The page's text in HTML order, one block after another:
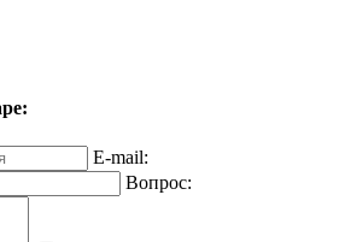
E-mail:
Вопрос: